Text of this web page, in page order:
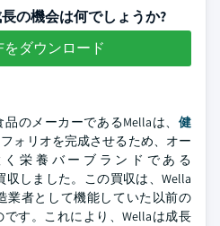
の機会は何でしょうか?
をダウンロード
のメーカーであるMellaは、 健
ォリオを完成させるため、オー
栄養バーブランドである
収しました。この買収は、Wella
業者として機能していた以前の
す。これにより、Wellaは成長